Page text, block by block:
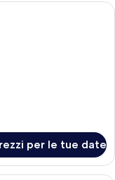
d'albergo moderna con
per le tue date